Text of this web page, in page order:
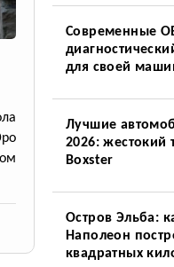
Современные
для своей
Лучшие
2026: жестокий
Boxster
Остров Эльба:
Наполеон
квадратных